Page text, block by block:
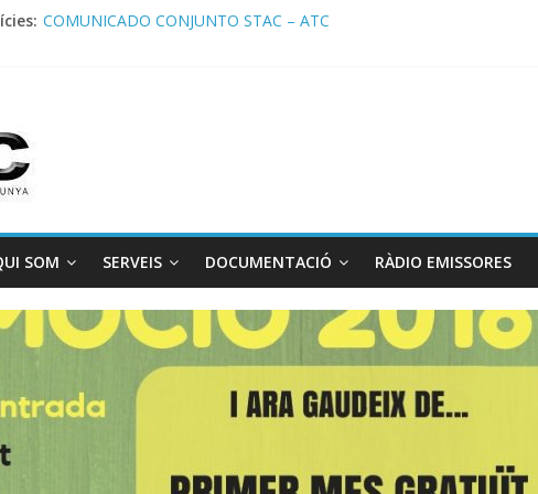
COMUNICADO CONJUNTO STAC – ATC
SOM SERVEIS DOCUMENTACIÓ RÀDIO EMISSORES